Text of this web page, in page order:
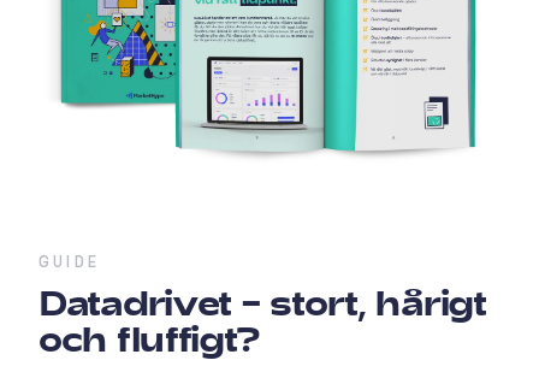
GUIDE
Datadrivet – stort, hårigt
och fluffigt?